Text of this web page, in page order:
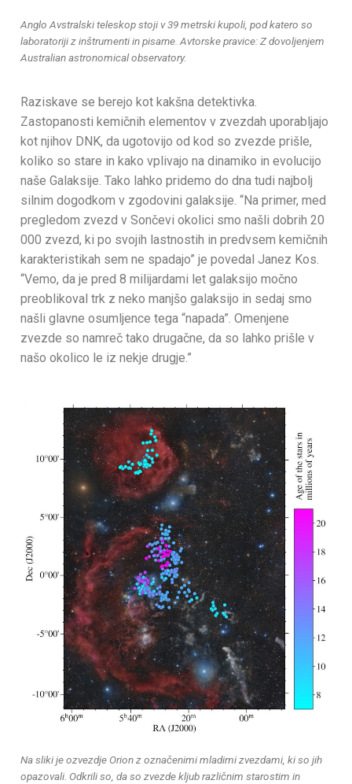
Anglo Avstralski teleskop stoji v 39 metrski kupoli, pod katero so
laboratoriji z inštrumenti in pisarne. Avtorske pravice: Z dovoljenjem
Australian astronomical observatory.
Raziskave se berejo kot kakšna detektivka.
Zastopanosti kemičnih elementov v zvezdah uporabljajo
kot njihov DNK, da ugotovijo od kod so zvezde prišle,
koliko so stare in kako vplivajo na dinamiko in evolucijo
naše Galaksije. Tako lahko pridemo do dna tudi najbolj
silnim dogodkom v zgodovini galaksije. “Na primer, med
pregledom zvezd v Sončevi okolici smo našli dobrih 20
000 zvezd, ki po svojih lastnostih in predvsem kemičnih
karakteristikah sem ne spadajo” je povedal Janez Kos.
“Vemo, da je pred 8 milijardami let galaksijo močno
preoblikoval trk z neko manjšo galaksijo in sedaj smo
našli glavne osumljence tega “napada”. Omenjene
zvezde so namreč tako drugačne, da so lahko prišle v
našo okolico le iz nekje drugje.”
Na sliki je ozvezdje Orion z označenimi mladimi zvezdami, ki so jih
opazovali. Odkrili so, da so zvezde kljub različnim starostim in